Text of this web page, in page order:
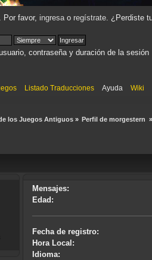
Por favor, ingresao regístrate. ¿Perdiste
contraseña y duración de la sesión
Listado Traducciones Ayuda Wiki
los Juegos Antiguos» Perfil de morgestern
Mensajes:
Edad:
Fecha de registro:
Hora Local:
Idioma: